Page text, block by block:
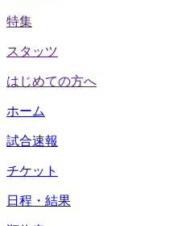
特集
スタッツ
はじめての方へ
ホーム
試合速報
チケット
日程・結果